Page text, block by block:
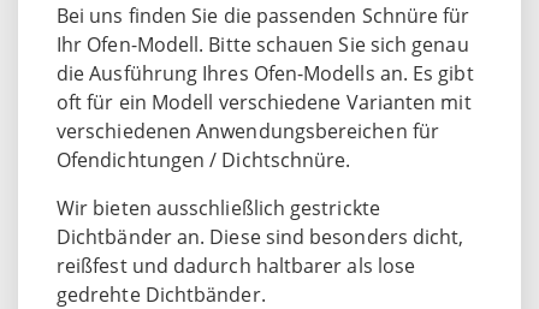
Bei uns finden Sie die passenden Schnüre für
Ihr Ofen-Modell. Bitte schauen Sie sich genau
die Ausführung Ihres Ofen-Modells an. Es gibt
oft für ein Modell verschiedene Varianten mit
verschiedenen Anwendungsbereichen für
Ofendichtungen / Dichtschnüre.
Wir bieten ausschließlich gestrickte
Dichtbänder an. Diese sind besonders dicht,
reißfest und dadurch haltbarer als lose
gedrehte Dichtbänder.